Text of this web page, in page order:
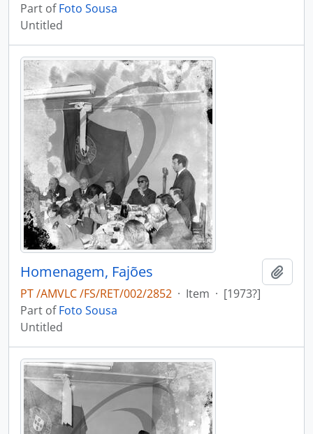
Part ofFoto Sousa
Untitled
Homenagem, Fajões
PT /AMVLC /FS/RET/002/2852 · Item · [1973?]
Part ofFoto Sousa
Untitled